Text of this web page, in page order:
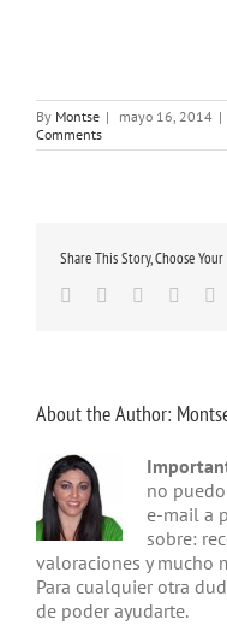
By Montse | mayo 16, 2014 |
Comments
Share This Story, Choose
Facebook
TwitterLinkedin
About the Author:
no
e-mail a
sobre:
valoraciones y mucho
Para cualquier otra
de poder ayudarte.